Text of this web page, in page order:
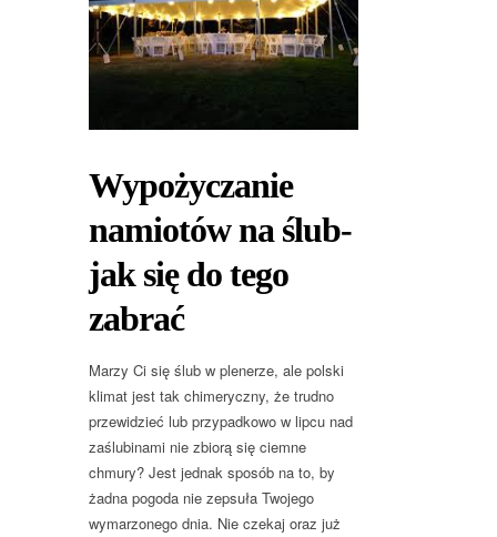
Wypożyczanie
namiotów na ślub-
jak się do tego
zabrać
Marzy Ci się ślub w plenerze, ale polski
klimat jest tak chimeryczny, że trudno
przewidzieć lub przypadkowo w lipcu nad
zaślubinami nie zbiorą się ciemne
chmury? Jest jednak sposób na to, by
żadna pogoda nie zepsuła Twojego
wymarzonego dnia. Nie czekaj oraz już